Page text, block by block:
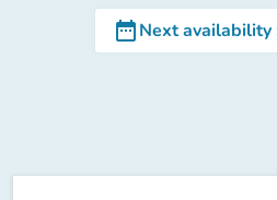
date_rangeNext availability